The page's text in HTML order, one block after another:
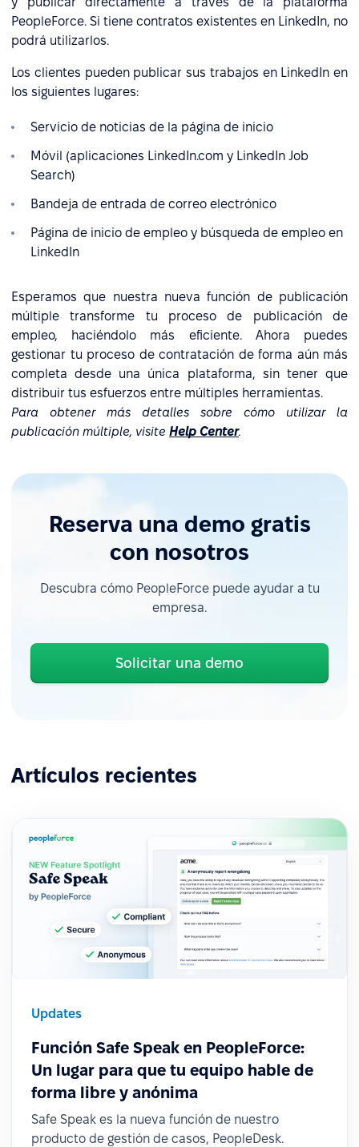
PeopleForce. Si tiene contratos existentes en LinkedIn, no
podrá utilizarlos.
Los clientes pueden publicar sus trabajos en LinkedIn en
los siguientes lugares:
Servicio de noticias de la página de inicio
Móvil (aplicaciones LinkedIn.com y LinkedIn Job
Search)
Bandeja de entrada de correo electrónico
Página de inicio de empleo y búsqueda de empleo en
LinkedIn
Esperamos que nuestra nueva función de publicación
múltiple transforme tu proceso de publicación de
empleo, haciéndolo más eficiente. Ahora puedes
gestionar tu proceso de contratación de forma aún más
completa desde una única plataforma, sin tener que
distribuir tus esfuerzos entre múltiples herramientas.
Para obtener más detalles sobre cómo utilizar la
publicación múltiple, visite Help Center.
Reserva una demo gratis
con nosotros
Descubra cómo PeopleForce puede ayudar a tu
empresa.
Solicitar una demo
Artículos recientes
Updates
Función Safe Speak en PeopleForce:
Un lugar para que tu equipo hable de
forma libre y anónima
Safe Speak es la nueva función de nuestro
producto de gestión de casos, PeopleDesk.